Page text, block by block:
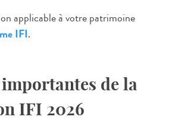
applicable à votre patrimoine
IFI.
importantes de la
IFI 2026